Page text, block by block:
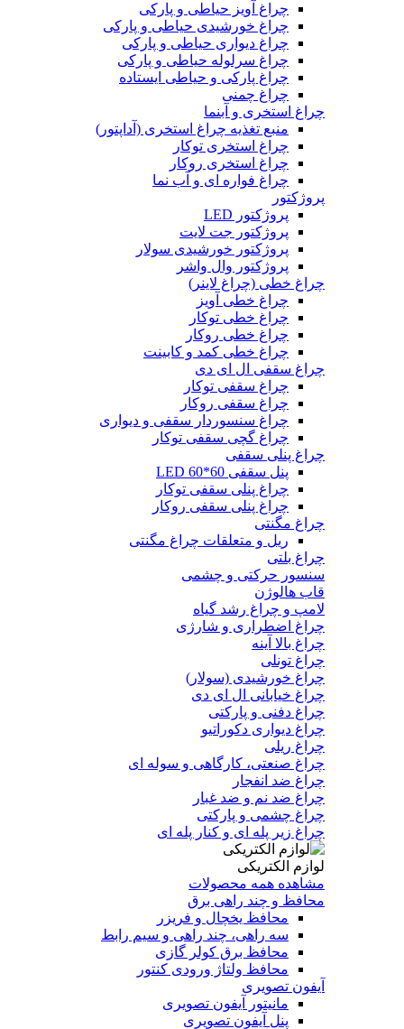
چراغ آویز حیاطی و پارکی
چراغ خورشیدی حیاطی و پارکی
چراغ دیواری حیاطی و پارکی
چراغ سرلوله حیاطی و پارکی
چراغ پارکی و حیاطی ایستاده
چراغ چمنی
چراغ استخری و آبنما
منبع تغذیه چراغ استخری (آداپتور)
چراغ استخری توکار
چراغ استخری روکار
چراغ فواره ای و آب نما
پروژکتور
پروژکتور LED
پروژکتور جت لایت
پروژکتور خورشیدی سولار
پروژکتور وال واشر
چراغ خطی (چراغ لاینر)
چراغ خطی آویز
چراغ خطی توکار
چراغ خطی روکار
چراغ خطی کمد و کابینت
چراغ سقفی ال ای دی
چراغ سقفی توکار
چراغ سقفی روکار
چراغ سنسوردار سقفی و دیواری
چراغ گچی سقفی توکار
چراغ پنلی سقفی
پنل سقفی 60*60 LED
چراغ پنلی سقفی توکار
چراغ پنلی سقفی روکار
چراغ مگنتی
ریل و متعلقات چراغ مگنتی
چراغ بلتی
سنسور حرکتی و چشمی
قاب هالوژن
لامپ و چراغ رشد گیاه
چراغ اضطراری و شارژی
چراغ بالا آینه
چراغ تونلی
چراغ خورشیدی (سولار)
چراغ خیابانی ال ای دی
چراغ دفنی و پارکتی
چراغ دیواری دکوراتیو
چراغ ریلی
چراغ صنعتی، کارگاهی و سوله ای
چراغ ضد انفجار
چراغ ضد نم و ضد غبار
چراغ چشمی و پارکتی
چراغ‌ زیر‌ پله‌ ای و کنار‌ پله‌ ای
لوازم الکتریکی
مشاهده همه محصولات
محافظ و چند راهی برق
محافظ یخچال و فریزر
سه راهی، چند راهی و سیم رابط
محافظ برق کولر گازی
محافظ ولتاژ ورودی کنتور
آیفون تصویری
مانیتور آیفون تصویری
پنل آیفون تصویری